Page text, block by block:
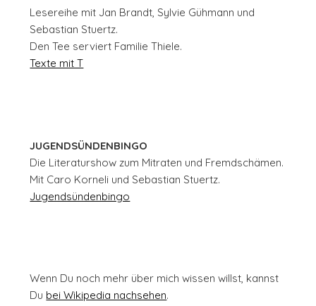
Lesereihe mit Jan Brandt, Sylvie Gühmann und
Sebastian Stuertz.
Den Tee serviert Familie Thiele.
Texte mit T
JUGENDSÜNDENBINGO
Die Literaturshow zum Mitraten und Fremdschämen.
Mit Caro Korneli und Sebastian Stuertz.
Jugendsündenbingo
Wenn Du noch mehr über mich wissen willst, kannst
Du bei Wikipedia nachsehen.